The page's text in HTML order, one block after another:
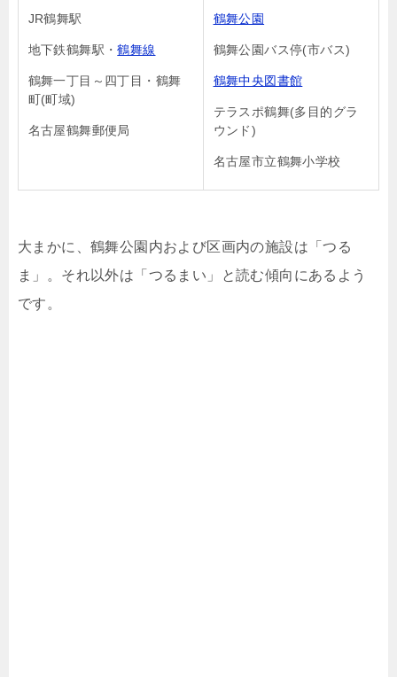
JR鶴舞駅
地下鉄鶴舞駅・鶴舞線
鶴舞一丁目～四丁目・鶴舞
町(町域)
名古屋鶴舞郵便局
鶴舞公園
鶴舞公園バス停(市バス)
鶴舞中央図書館
テラスポ鶴舞(多目的グラ
ウンド)
名古屋市立鶴舞小学校
大まかに、鶴舞公園内および区画内の施設は「つる
ま」。それ以外は「つるまい」と読む傾向にあるよう
です。